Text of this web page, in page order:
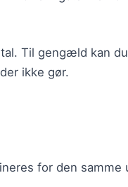
Til gengæld kan
ikke gør.
for den samme